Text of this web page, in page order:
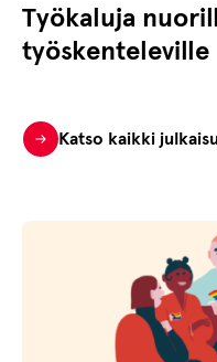
Työkaluja
työskenteleville
Katso kaikki